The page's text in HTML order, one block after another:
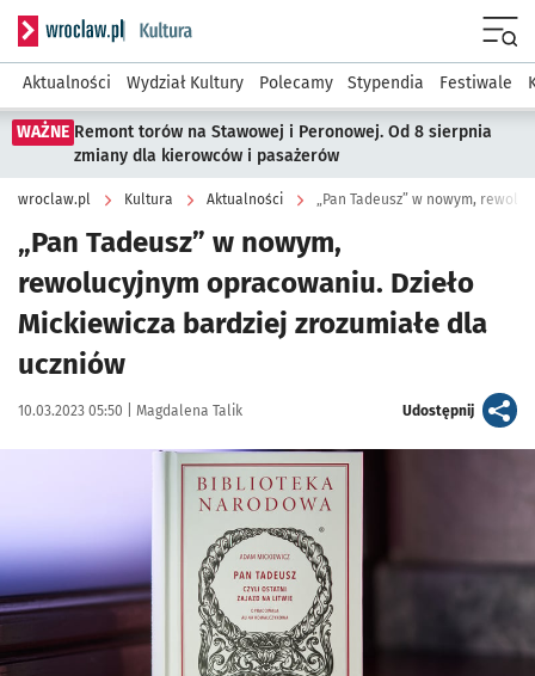
Serwis informacyjny wroclaw.pl podserwis: Kultura
Aktualności Wydział Kultury Polecamy Stypendia Festiwale
WAŻNE Remont torów na Stawowej i Peronowej. Od 8 sierpnia
zmiany dla kierowców i pasażerów
wroclaw.pl Kultura Aktualności
„Pan Tadeusz” w nowym,
rewolucyjnym opracowaniu. Dzieło
Mickiewicza bardziej zrozumiałe dla
uczniów
Data publikacji:
10.03.2023 05:50 | Autor:
Magdalena Talik Udostępnijartykuł
Kliknij, aby powiększyć